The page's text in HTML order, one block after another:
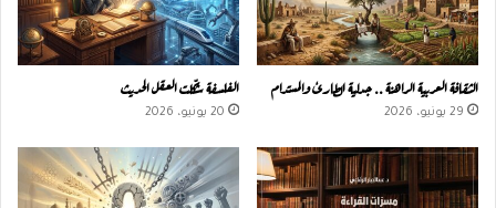
الثقافة العربية الراهنة .. جدلية الطارئ والمستدام
29 يونيو، 2026
الفلسفة شكّلت العقل الحديث
20 يونيو، 2026